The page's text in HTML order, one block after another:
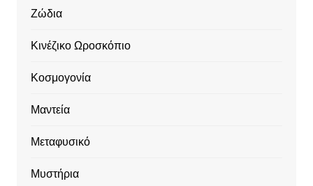
Ζώδια
Κινέζικο Ωροσκόπιο
Κοσμογονία
Μαντεία
Μεταφυσικό
Μυστήρια